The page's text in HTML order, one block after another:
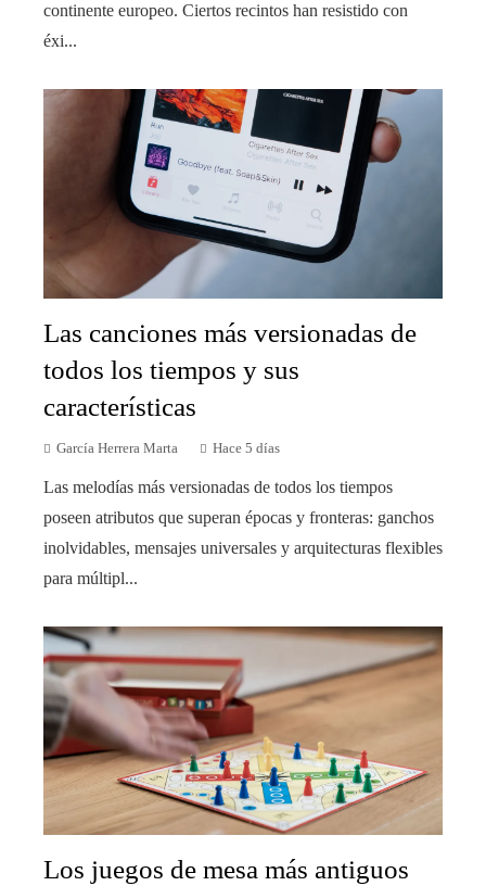
continente europeo. Ciertos recintos han resistido con
éxi...
Las canciones más versionadas de
todos los tiempos y sus
características
García Herrera Marta Hace 5 días
Las melodías más versionadas de todos los tiempos
poseen atributos que superan épocas y fronteras: ganchos
inolvidables, mensajes universales y arquitecturas flexibles
para múltipl...
Los juegos de mesa más antiguos